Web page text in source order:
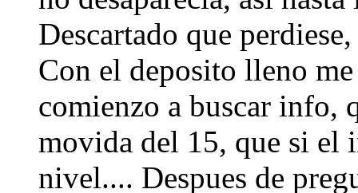
Descartado que
Con el deposito lleno
comienzo a buscar info,
movida del 15, que si el
nivel.... Despues de